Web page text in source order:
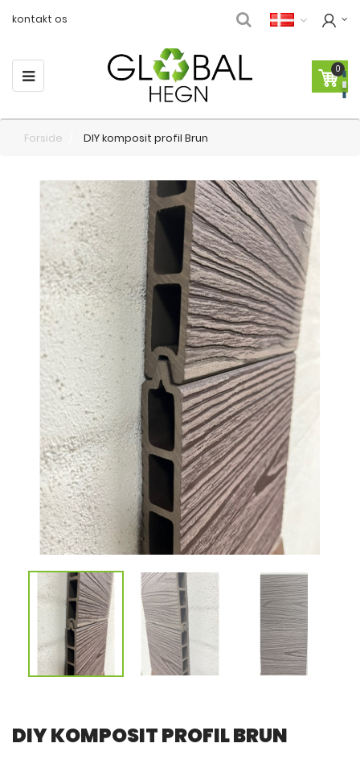
kontakt os
Toggle
navigation
☰ 0
Forside DIY komposit profil Brun
DIY KOMPOSIT PROFIL BRUN